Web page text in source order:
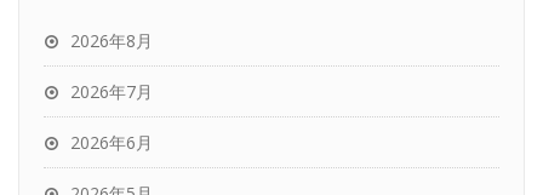
2026年8月
2026年7月
2026年6月